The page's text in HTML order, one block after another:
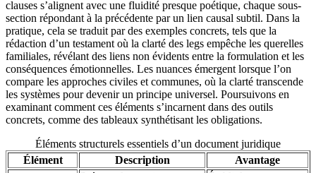
clauses s’alignent avec une fluidité presque poétique, chaque sous-
section répondant à la précédente par un lien causal subtil. Dans la
pratique, cela se traduit par des exemples concrets, tels que la
rédaction d’un testament où la clarté des legs empêche les querelles
familiales, révélant des liens non évidents entre la formulation et les
conséquences émotionnelles. Les nuances émergent lorsque l’on
compare les approches civiles et communes, où la clarté transcende
les systèmes pour devenir un principe universel. Poursuivons en
examinant comment ces éléments s’incarnent dans des outils
concrets, comme des tableaux synthétisant les obligations.
Éléments structurels essentiels d’un document juridique
Élément
Description
Avantage